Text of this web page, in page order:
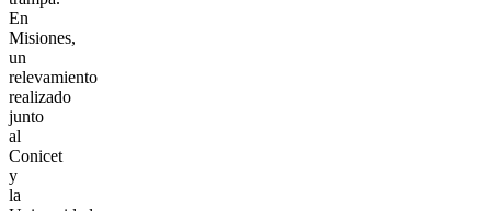
En
Misiones,
un
relevamiento
realizado
junto
al
Conicet
y
la